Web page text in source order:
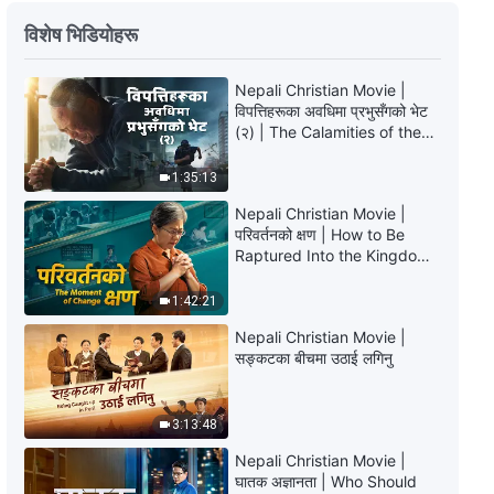
7:46
7:17
परमेश्‍वरका दैनिक वचनहरू: जीवनमा प्रवेश |
अंश ४७१
7:00
परमेश्‍वरका दैनिक वचनहरू: जीवनमा प्रवेश |
4:48
परमेश्‍वरका दैनिक वचनहरू: जीवनमा प्रवेश |
अंश ४७४
परमेश्‍वरका दैनिक वचनहरू: जीवनमा प्रवेश |
विशेष भिडियोहरू
1:35:13
Nepali Christian Movie |
विपत्तिहरूका अवधिमा प्रभुसँगको भेट
(२) | The Calamities of the
1:42:21
Nepali Christian Movie |
परिवर्तनको क्षण | How to Be
Raptured Into the Kingdom
3:13:48
Nepali Christian Movie |
सङ्कटका बीचमा उठाई लगिनु
Nepali Christian Movie |
घातक अज्ञानता | Who Should